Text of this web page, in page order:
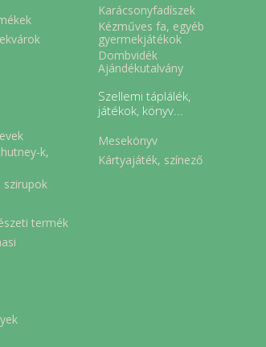
k,
szirupok
termék
Karácsonyfadíszek
Kézműves fa, egyéb
gyermekjátékok
Dombvidék
Ajándékutalvány
Szellemi táplálék,
játékok, könyv...
Mesekönyv
Kártyajáték, színező